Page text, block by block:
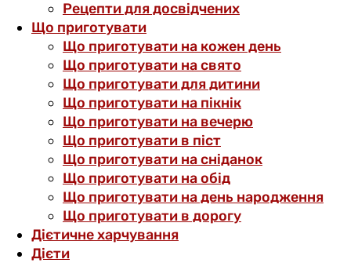
Рецепти для досвідчених
Що приготувати
Що приготувати на кожен день
Що приготувати на свято
Що приготувати для дитини
Що приготувати на пікнік
Що приготувати на вечерю
Що приготувати в піст
Що приготувати на сніданок
Що приготувати на обід
Що приготувати на день народження
Що приготувати в дорогу
Дієтичне харчування
Дієти